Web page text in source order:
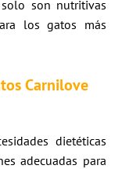
son nutritivas
los gatos más
Carnilove
dietéticas
adecuadas para